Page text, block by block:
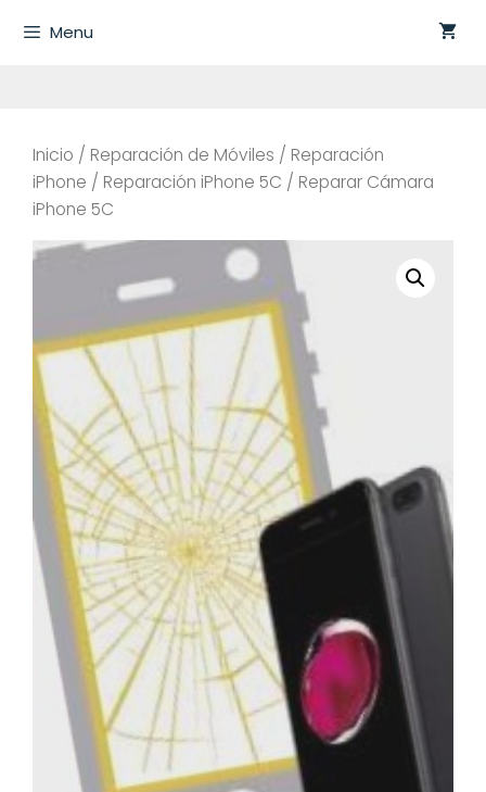
Menu
Inicio / Reparación de Móviles / Reparación
iPhone / Reparación iPhone 5C / Reparar Cámara
iPhone 5C